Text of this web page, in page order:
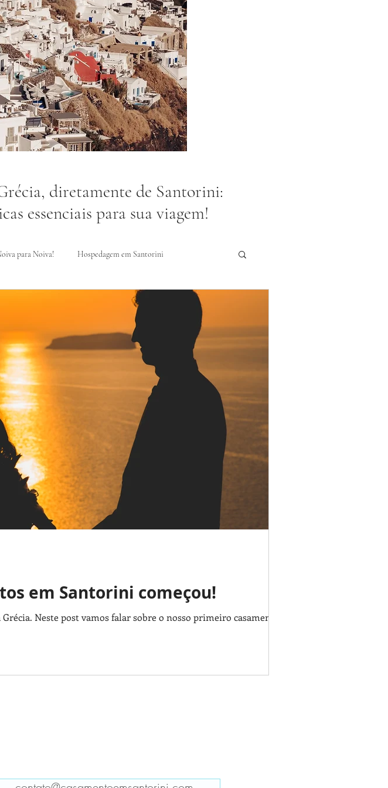
diretamente de Santorini:
essenciais para sua viagem!
para Noiva! Hospedagem em Santorini
em Santorini começou!
Neste post vamos falar sobre o nosso primeiro casamento de